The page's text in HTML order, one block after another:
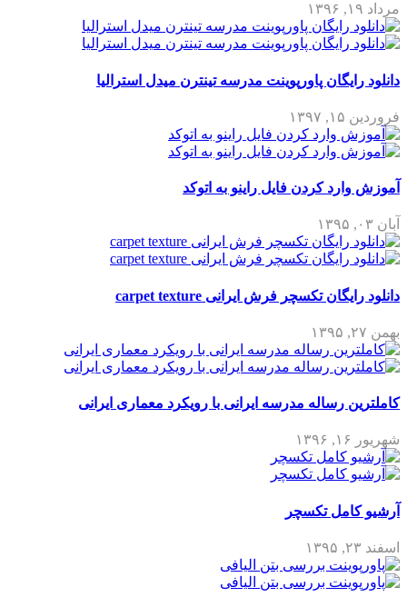
مرداد ۱۹, ۱۳۹۶
دانلود رایگان پاورپوینت مدرسه تینترن میدل استرالیا
فروردین ۱۵, ۱۳۹۷
آموزش وارد کردن فایل راینو به اتوکد
آبان ۰۳, ۱۳۹۵
دانلود رایگان تکسچر فرش ایرانی carpet texture
بهمن ۲۷, ۱۳۹۵
کاملترین رساله مدرسه ایرانی با رویکرد معماری ایرانی
شهریور ۱۶, ۱۳۹۶
آرشیو کامل تکسچر
اسفند ۲۳, ۱۳۹۵